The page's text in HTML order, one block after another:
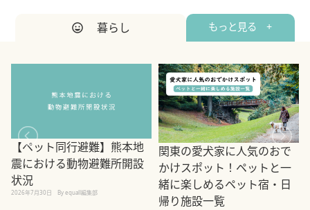
暮らし もっと見る +
【ペット同行避難】熊本地
震における動物避難所開設
状況
2026年7月30日 By equall編集部
関東の愛犬家に人気のおで
かけスポット！ペットと一
緒に楽しめるペット宿・日
帰り施設一覧